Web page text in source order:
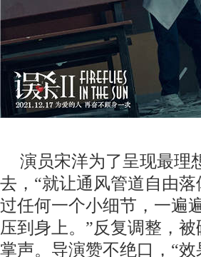
演员宋洋为了呈现最理
去，“就让通风管道自由
过任何一个小细节，一遍
压到身上。”反复调整，
掌声。导演赞不绝口，“